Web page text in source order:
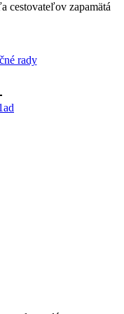
cestovateľov zapamätá